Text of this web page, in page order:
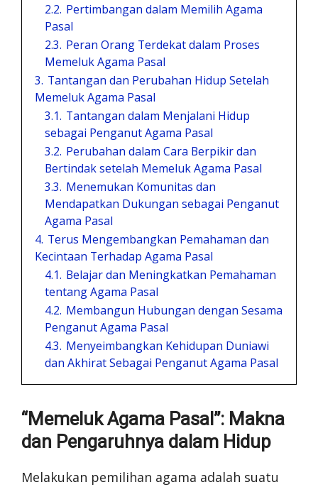
2.2. Pertimbangan dalam Memilih Agama
Pasal
2.3. Peran Orang Terdekat dalam Proses
Memeluk Agama Pasal
3. Tantangan dan Perubahan Hidup Setelah
Memeluk Agama Pasal
3.1. Tantangan dalam Menjalani Hidup
sebagai Penganut Agama Pasal
3.2. Perubahan dalam Cara Berpikir dan
Bertindak setelah Memeluk Agama Pasal
3.3. Menemukan Komunitas dan
Mendapatkan Dukungan sebagai Penganut
Agama Pasal
4. Terus Mengembangkan Pemahaman dan
Kecintaan Terhadap Agama Pasal
4.1. Belajar dan Meningkatkan Pemahaman
tentang Agama Pasal
4.2. Membangun Hubungan dengan Sesama
Penganut Agama Pasal
4.3. Menyeimbangkan Kehidupan Duniawi
dan Akhirat Sebagai Penganut Agama Pasal
“Memeluk Agama Pasal”: Makna
dan Pengaruhnya dalam Hidup
Melakukan pemilihan agama adalah suatu